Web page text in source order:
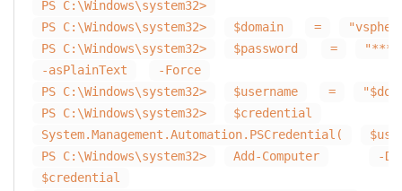
PS C:\Windows\system32>
PS C:\Windows\system32>
$domain =
PS C:\Windows\system32>
$password =
-asPlainText
-Force
PS C:\Windows\system32>
$username =
PS C:\Windows\system32>
$credential
System.Management.Automation.PSCredential(
PS C:\Windows\system32>
Add-Computer
-
$credential